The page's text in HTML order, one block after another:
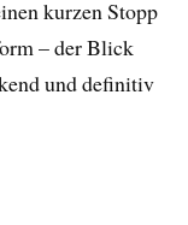
kurzen Stopp
– der Blick
und definitiv